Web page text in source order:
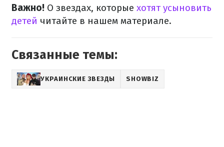
Важно! О звездах, которые хотят усыновить
детей читайте в нашем материале.
Связанные темы:
УКРАИНСКИЕ ЗВЕЗДЫ SHOWBIZ